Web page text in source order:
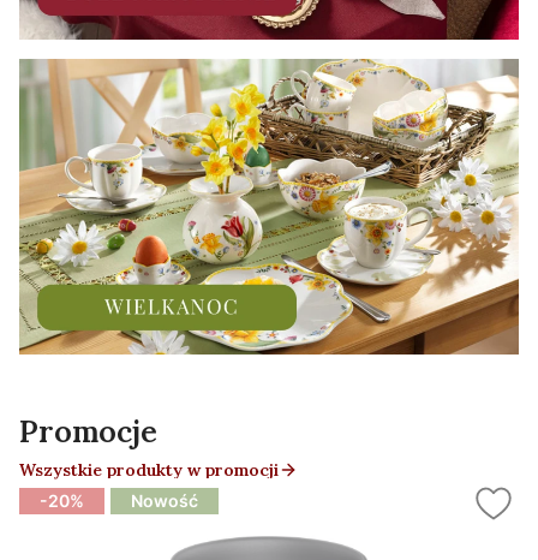
Promocje
Wszystkie produkty w promocji
-20% Nowość